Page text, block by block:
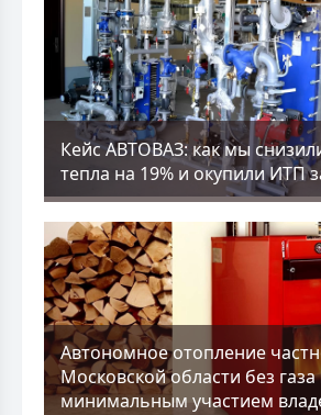
Кейс АВТОВАЗ: как мы
тепла на 19% и окупили ИТП
Aвтономное отопление
Московской области без газа
минимальным участием